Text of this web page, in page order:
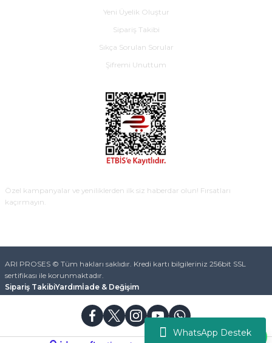
WhatsApp Destek
Yeni Üyelik Oluştur
Sipariş Takibi
Sıkça Sorulan Sorular
Şifremi Unuttum
Özel kampanyalar ve yeniliklerden ilk siz haberdar olun! Fırsatları
kaçırmayın.
ARI PROSES © Tüm hakları saklıdır. Kredi kartı bilgileriniz 256bit SSL
sertifikası ile korunmaktadır.
Sipariş TakibiYardımİade & Değişim